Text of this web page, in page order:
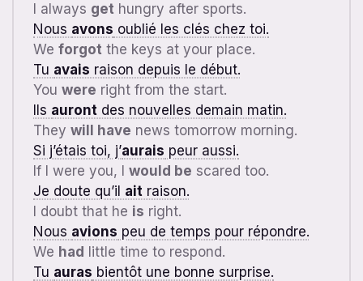
I always get hungry after sports.
Nous avons oublié les clés chez toi.
We forgot the keys at your place.
Tu avais raison depuis le début.
You were right from the start.
Ils auront des nouvelles demain matin.
They will have news tomorrow morning.
Si j’étais toi, j’aurais peur aussi.
If I were you, I would be scared too.
Je doute qu’il ait raison.
I doubt that he is right.
Nous avions peu de temps pour répondre.
We had
little time to respond.
Tu auras bientôt une bonne surprise.